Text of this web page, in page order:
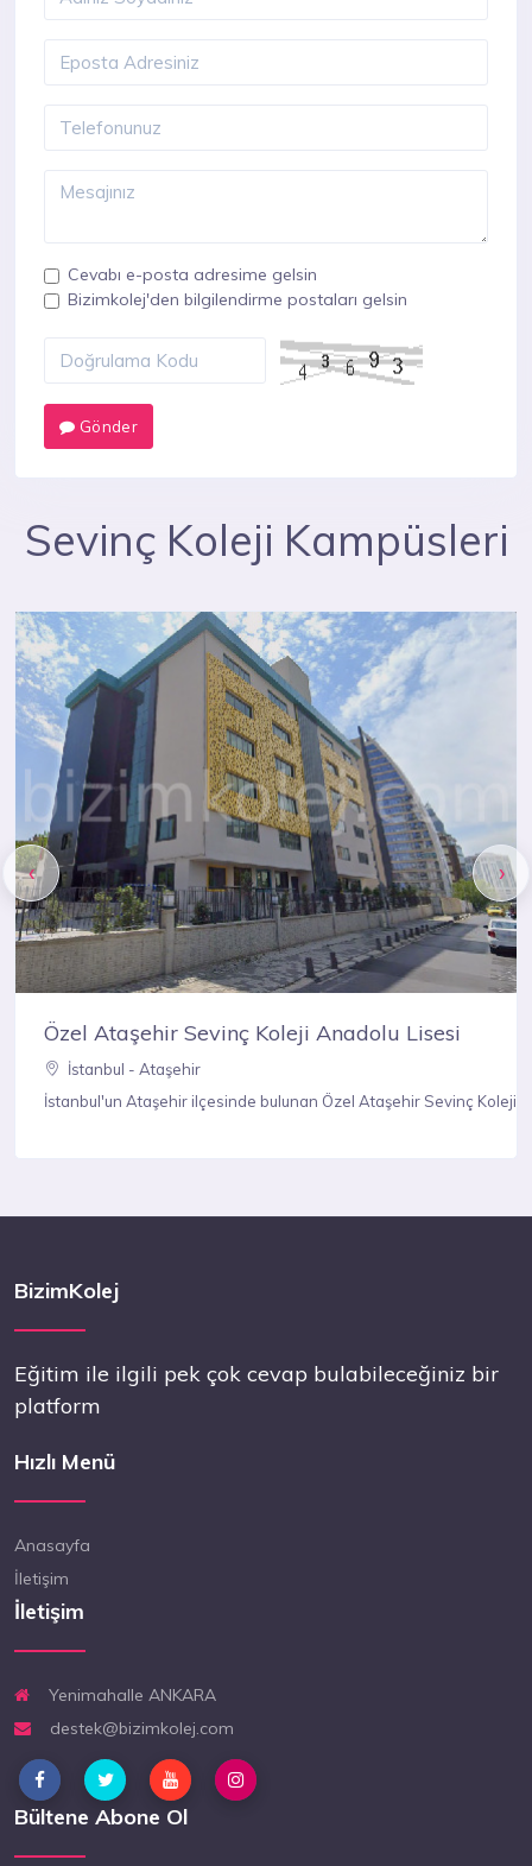
Cevabı e-posta adresime gelsin
Bizimkolej'den bilgilendirme postaları gelsin
Gönder
Sevinç Koleji Kampüsleri
bilgilerinin cevabını Bizim Kolej’de bulabilirsiniz.
nasıl gidilir, erken kayıt indirimleri, adresi, telefonu, eğitim
Koleji Anadolu Lisesi hakkındaki bilgi, okulun imkan ve olanakları
Özel Ataşehir Sevinç Koleji Anaokulu
İstanbul - Ataşehir
İstanbul'un Ataşehir ilçesinde bulunan Özel Ataşehir
‹ ›
BizimKolej
Eğitim ile ilgili pek çok cevap bulabileceğiniz bir
platform
Hızlı Menü
Anasayfa
İletişim
İletişim
Yenimahalle ANKARA
destek@bizimkolej.com
Bültene Abone Ol